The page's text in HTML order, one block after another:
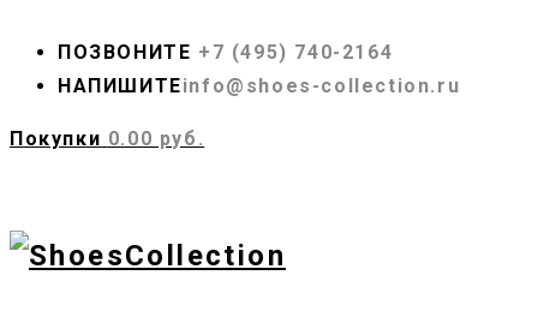
ПОЗВОНИТЕ +7 (495) 740-2164
НАПИШИТЕinfo@shoes-collection.ru
Покупки 0.00 руб.